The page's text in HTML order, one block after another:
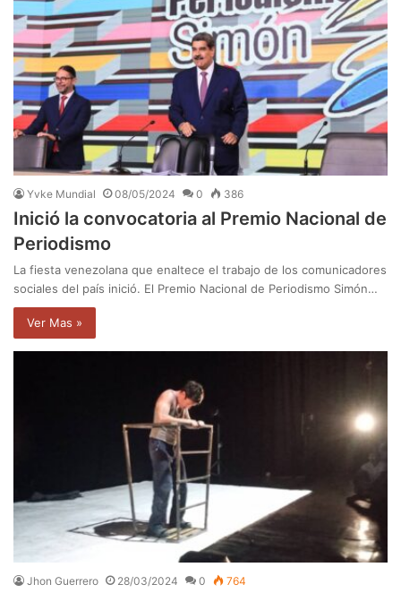
Yvke Mundial 08/05/2024 0 386
Inició la convocatoria al Premio Nacional de
Periodismo
La fiesta venezolana que enaltece el trabajo de los comunicadores
sociales del país inició. El Premio Nacional de Periodismo Simón…
Ver Mas »
Jhon Guerrero 28/03/2024 0 764